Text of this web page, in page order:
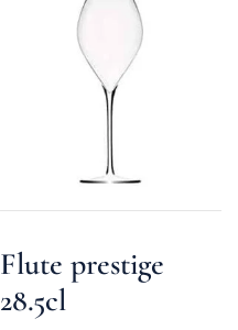
Flute prestige
28.5cl